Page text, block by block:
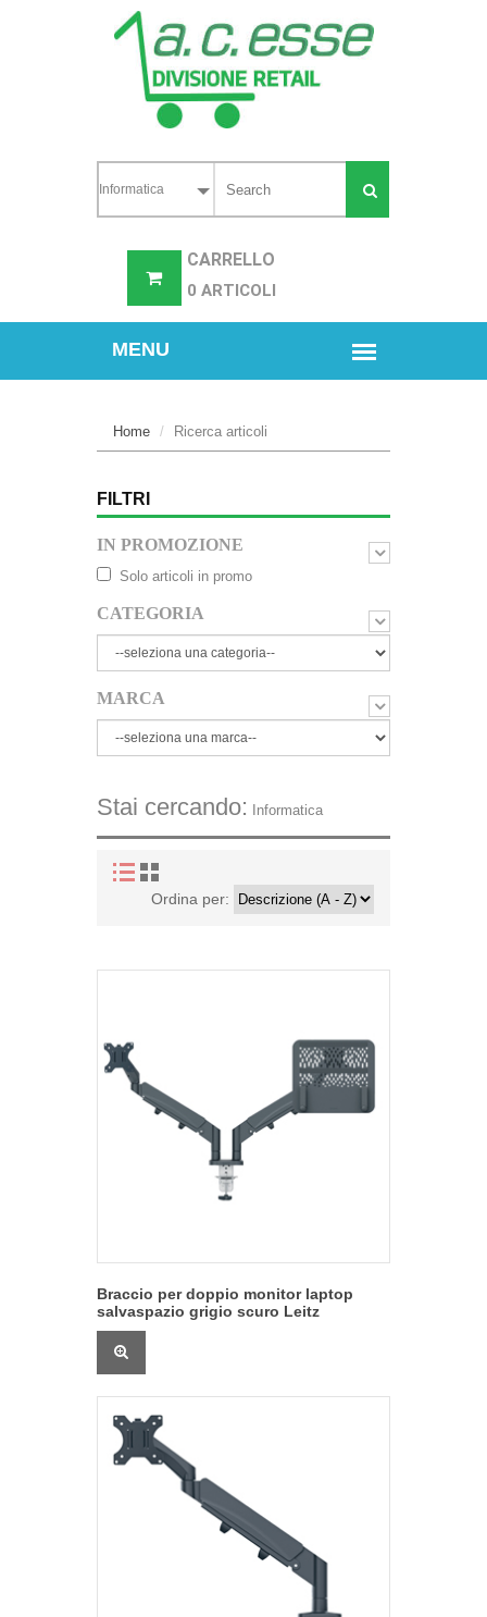
CARRELLO
0 ARTICOLI
Home Ricerca articoli
FILTRI
IN PROMOZIONE
Solo articoli in promo
CATEGORIA
MARCA
Stai cercando: Informatica
Ordina per:
Braccio per doppio monitor laptop
salvaspazio grigio scuro Leitz